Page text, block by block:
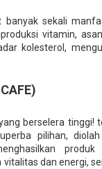
banyak sekali
vitamin,
kolesterol,
berselera tinggi!
pilihan,
produk
dan energi,